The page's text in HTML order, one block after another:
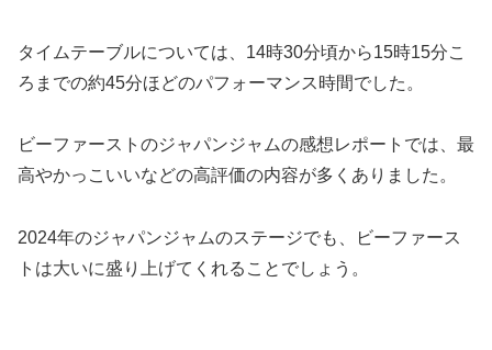
タイムテーブルについては、14時30分頃から15時15分こ
ろまでの約45分ほどのパフォーマンス時間でした。
ビーファーストのジャパンジャムの感想レポートでは、最
高やかっこいいなどの高評価の内容が多くありました。
2024年のジャパンジャムのステージでも、ビーファース
トは大いに盛り上げてくれることでしょう。